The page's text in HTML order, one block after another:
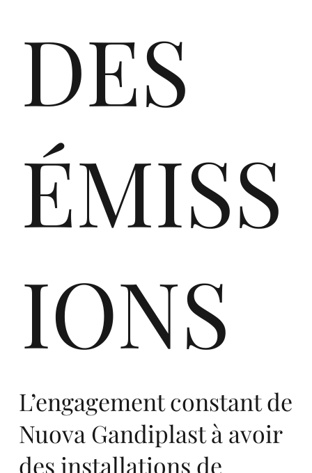
DES
ÉMISS
IONS
L’engagement constant de
Nuova Gandiplast à avoir
des installations de
fir
st
in